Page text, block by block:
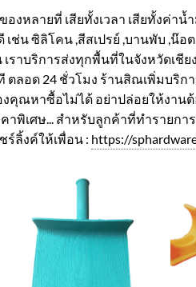
งหลายที่ เสียทั้งเวลา เสียทั้งค่า
น ซิลิโคน ,สีสเปรย์ ,บานพับ ,น๊อ
ราบริการส่งทุกพื้นที่ในจังหวัดเชี
ตลอด 24 ชั่วโมง ร้านสิณเพิ่มบริ
งคุณหาซื้อไม่ได้ อย่าปล่อยให้งาน
าพิเศษ... สำหรับลูกค้าที่ทำรายการ
ร์ลิ้งค์ให้เพื่อน : https://